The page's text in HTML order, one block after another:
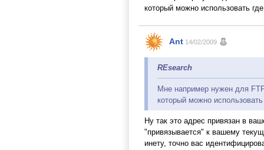
который можно использовать
Ant 14/02/2009
REsearch
Мне например нужен для
который можно
Ну так это адрес привязан в
"привязывается" к вашему
инету, точно вас